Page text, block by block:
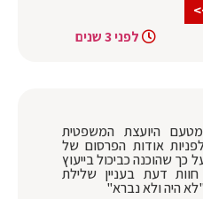
לפני 3 שנים
מטעם היועצת המשפטית
אודות הפרסום של
כך שהוכנה כביכול בייעוץ
דעת בעניין שלילת